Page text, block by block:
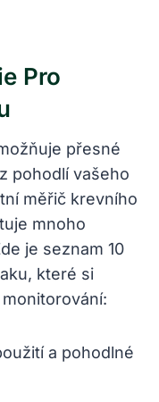
Pro
přesné
pohodlí vašeho
měřič krevního
mnoho
je seznam 10
které si‍
​a pohodlné